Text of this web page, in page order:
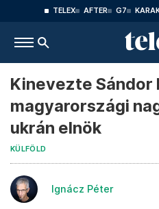
TELEX AFTER G7
Kinevezte Sándor
magyarországi
ukrán elnök
KÜLFÖLD
Ignácz Péter